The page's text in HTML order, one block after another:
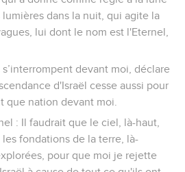
dans la nuit, qui agite la
lui dont le nom est l'Eternel,
devant moi, déclare
d'Israël cesse aussi pour
que nation devant moi.
: Il faudrait que le ciel, là-haut,
fondations de la terre, là-
pour que moi je rejette